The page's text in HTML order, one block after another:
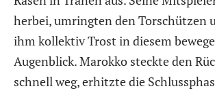
herbei, umringten den Torschützen
ihm kollektiv Trost in diesem
Augenblick. Marokko steckte den
schnell weg, erhitzte die